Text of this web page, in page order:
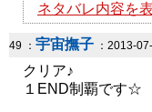
ネタバレ内容を
49 ： 宇宙撫子 ：2013-
クリア♪
１END制覇です☆